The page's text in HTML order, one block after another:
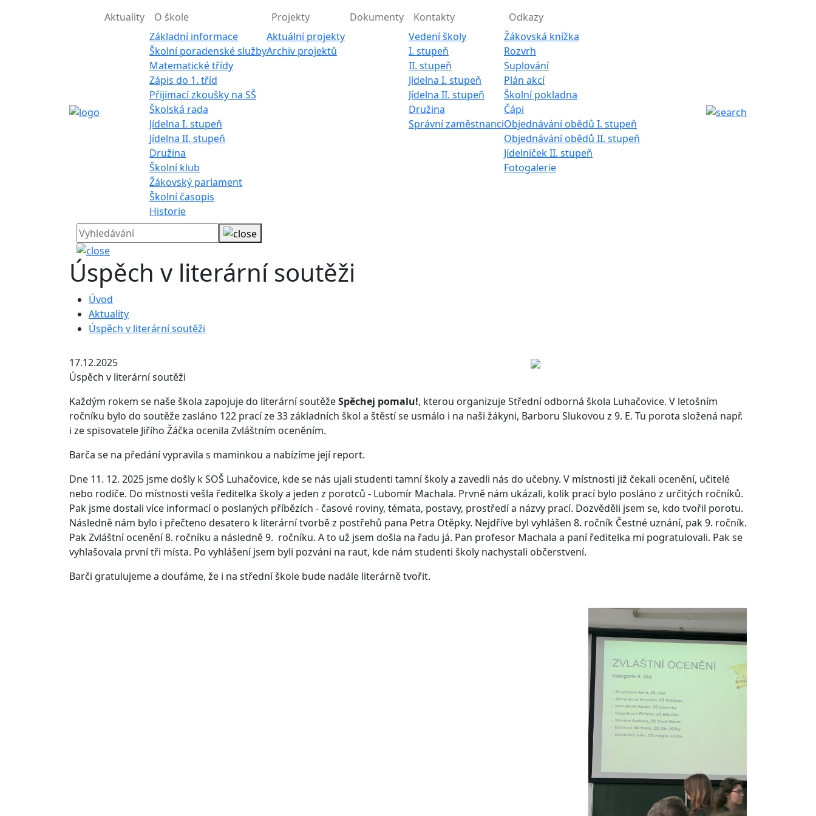
Aktuality
O škole
Základní informace
Školní poradenské služby
Matematické třídy
Zápis do 1. tříd
Přijímací zkoušky na SŠ
Školská rada
Jídelna I. stupeň
Jídelna II. stupeň
Družina
Školní klub
Žákovský parlament
Školní časopis
Historie
Projekty
Aktuální projekty
Archiv projektů
Dokumenty
Kontakty
Vedení školy
I. stupeň
II. stupeň
Jídelna I. stupeň
Jídelna II. stupeň
Družina
Správní zaměstnanci
Odkazy
Žákovská knížka
Rozvrh
Suplování
Plán akcí
Školní pokladna
Čápi
Objednávání obědů I. stupeň
Objednávání obědů II. stupeň
Jídelníček II. stupeň
Fotogalerie
Úspěch v literární soutěži
Úvod
Aktuality
Úspěch v literární soutěži
17.12.2025
Úspěch v literární soutěži
Každým rokem se naše škola zapojuje do literární soutěžeSpěchej pomalu!, kterou organizuje Střední odborná škola Luhačovice. V letošním
ročníku bylo do soutěže zasláno 122 prací ze 33 základních škol a štěstí se usmálo i na naši žákyni, Barboru Slukovou z 9. E. Tu porota složená např.
i ze spisovatele Jiřího Žáčka ocenila Zvláštním oceněním.
Barča se na předání vypravila s maminkou a nabízíme její report.
Dne 11. 12. 2025 jsme došly k SOŠ Luhačovice, kde se nás ujali studenti tamní školy a zavedli nás do učebny. V místnosti již čekali ocenění, učitelé
nebo rodiče. Do místnosti vešla ředitelka školy a jeden z porotců - Lubomír Machala. Prvně nám ukázali, kolik prací bylo posláno z určitých ročníků.
Pak jsme dostali více informací o poslaných příbězích - časové roviny, témata, postavy, prostředí a názvy prací. Dozvěděli jsem se, kdo tvořil porotu.
Následně nám bylo i přečteno desatero k literární tvorbě z postřehů pana Petra Otěpky. Nejdříve byl vyhlášen 8. ročník Čestné uznání, pak 9. ročník.
Pak Zvláštní ocenění 8. ročníku a následně 9. ročníku. A to už jsem došla na řadu já. Pan profesor Machala a paní ředitelka mi pogratulovali. Pak se
vyhlašovala první tři místa. Po vyhlášení jsem byli pozváni na raut, kde nám studenti školy nachystali občerstvení.
Barči gratulujeme a doufáme, že i na střední škole bude nadále literárně tvořit.